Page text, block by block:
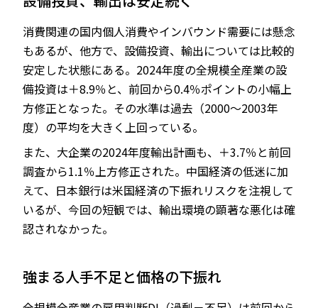
消費関連の国内個人消費やインバウンド需要には懸念
もあるが、他方で、設備投資、輸出については比較的
安定した状態にある。2024年度の全規模全産業の設
備投資は＋8.9％と、前回から0.4％ポイントの小幅上
方修正となった。その水準は過去（2000～2003年
度）の平均を大きく上回っている。
また、大企業の2024年度輸出計画も、＋3.7％と前回
調査から1.1％上方修正された。中国経済の低迷に加
えて、日本銀行は米国経済の下振れリスクを注視して
いるが、今回の短観では、輸出環境の顕著な悪化は確
認されなかった。
強まる人手不足と価格の下振れ